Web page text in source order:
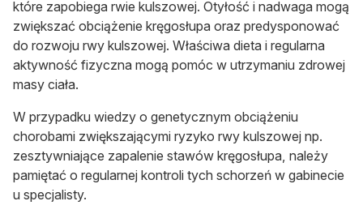
które zapobiega rwie kulszowej. Otyłość i nadwaga mogą
zwiększać obciążenie kręgosłupa oraz predysponować
do rozwoju rwy kulszowej. Właściwa dieta i regularna
aktywność fizyczna mogą pomóc w utrzymaniu zdrowej
masy ciała.
W przypadku wiedzy o genetycznym obciążeniu
chorobami zwiększającymi ryzyko rwy kulszowej np.
zesztywniające zapalenie stawów kręgosłupa, należy
pamiętać o regularnej kontroli tych schorzeń w gabinecie
u specjalisty.